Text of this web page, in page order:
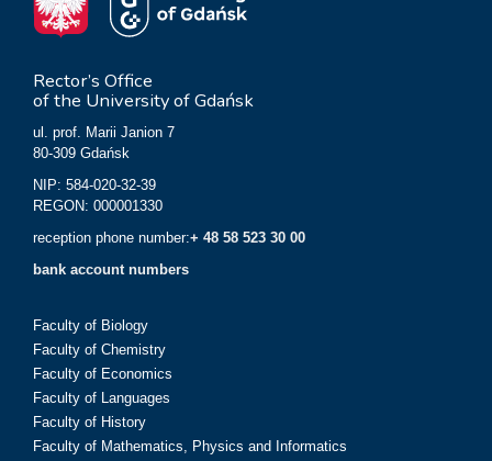
Rector’s Office
of the University of Gdańsk
ul. prof. Marii Janion 7
80-309 Gdańsk
NIP: 584-020-32-39
REGON: 000001330
reception phone number:+ 48 58 523 30 00
bank account numbers
Faculty of Biology
Faculty of Chemistry
Faculty of Economics
Faculty of Languages
Faculty of History
Faculty of Mathematics, Physics and Informatics